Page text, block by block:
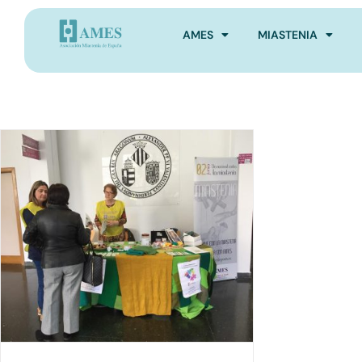
AMES MIASTENIA
Semana Integración
Univ. Valencia